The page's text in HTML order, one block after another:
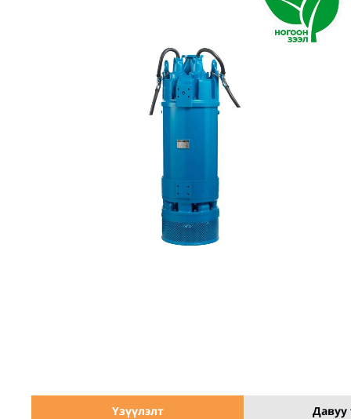
Үзүүлэлт Давуу